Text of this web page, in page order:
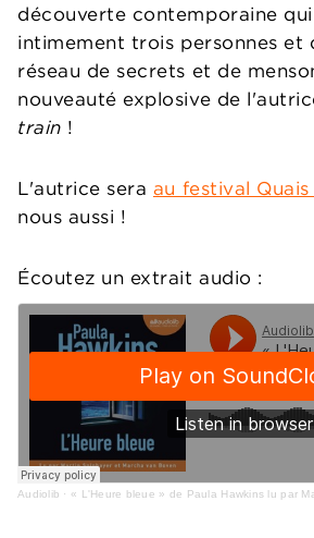
découverte contemporaine
intimement trois personnes et
réseau de secrets et de
nouveauté explosive de
train !
L'autrice sera au festival
nous aussi !
Écoutez un extrait audio :
Audiolib · « L'Heure bleue » de Paula Hawkins lu par Martin